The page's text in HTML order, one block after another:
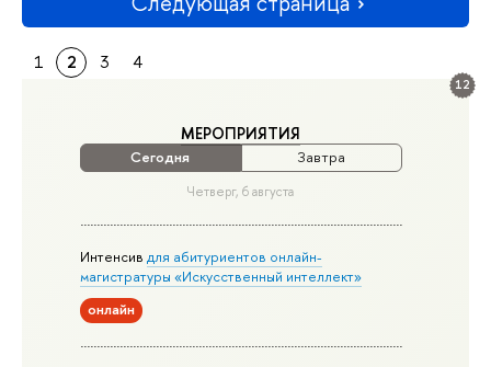
12
МЕРОПРИЯТИЯ
Сегодня Завтра
Четверг, 6 августа
Интенсивдля абитуриентов онлайн-
магистратуры «Искусственный интеллект»
онлайн
1 2 3 4